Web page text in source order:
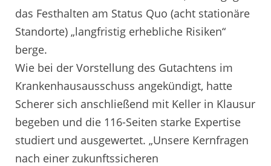
das Festhalten am Status Quo (acht stationäre
Standorte) „langfristig erhebliche Risiken“
berge.
Wie bei der Vorstellung des Gutachtens im
Krankenhausausschuss angekündigt, hatte
Scherer sich anschließend mit Keller in Klausur
begeben und die 116-Seiten starke Expertise
studiert und ausgewertet. „Unsere Kernfragen
nach einer zukunftssicheren